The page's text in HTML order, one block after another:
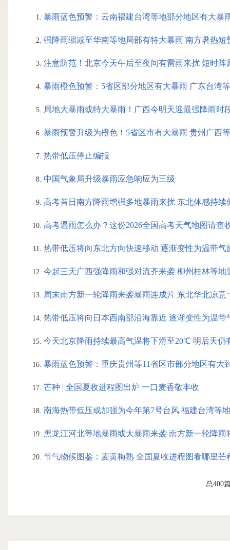
暴雨蓝色预警：云南福建台湾等地部分地区有大暴
强降雨缩减至华南等地局部有特大暴雨 南方暑热短
注意防范！北京今天午后至夜间有雷雨来扰 短时阵
暴雨橙色预警：5省区部分地区有大暴雨 广东台湾
局地大暴雨或特大暴雨！广西今明天迎最强降雨时
暴雨预警升级为橙色！5省区市有大暴雨 贵州广西
热带低压停止编报
中国气象局升级暴雨应急响应为三级
高考首日南方降雨增强多地暴雨来扰 东北体感持续
高考遇雨怎么办？这份2026全国高考天气地图请查
热带低压将向东北方向快速移动 逐渐变性为温带气
今起三天广西强降雨和强对流齐来袭 柳州桂林等地
周末南方新一轮降雨来袭暴雨连成片 东北华北凉意
热带低压将向日本西南部沿海靠近 逐渐变性为温带
今天北京降雨持续最高气温将下滑至20℃ 明后天仍
暴雨蓝色预警：重庆贵州等11省区市部分地区有大
芒种 | 全国夏收进程图出炉 一口麦香敬丰收
南海热带低压或加强为今年第7号台风 福建台湾等
黑龙江河北等地暴雨或大暴雨来袭 南方新一轮降雨
节气物候图鉴：麦黄梅熟 全国夏收进程图看哪里芒
总400